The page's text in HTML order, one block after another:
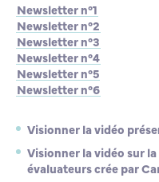
Newsletter n°1
Newsletter n°2
Newsletter n°3
Newsletter n°4
Newsletter n°5
Newsletter n°6
Visionner la vidéo
Visionner la vidéo sur
évaluateurs crée par